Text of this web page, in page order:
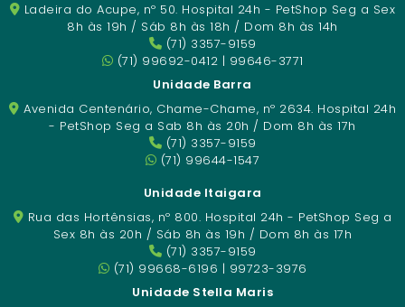
Ladeira do Acupe, nº 50. Hospital 24h - PetShop Seg a Sex
8h às 19h / Sáb 8h às 18h / Dom 8h às 14h
(71) 3357-9159
(71) 99692-0412 | 99646-3771
Unidade Barra
Avenida Centenário, Chame-Chame, nº 2634. Hospital 24h
- PetShop Seg a Sab 8h às 20h / Dom 8h às 17h
(71) 3357-9159
(71) 99644-1547
Unidade Itaigara
Rua das Hortênsias, nº 800. Hospital 24h - PetShop Seg a
Sex 8h às 20h / Sáb 8h às 19h / Dom 8h às 17h
(71) 3357-9159
(71) 99668-6196 | 99723-3976
Unidade Stella Maris